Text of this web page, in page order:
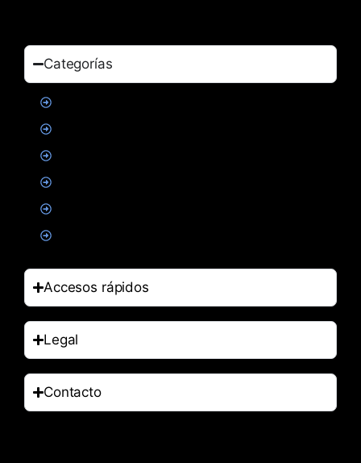
Categorías
Accesos rápidos
Legal
Contacto